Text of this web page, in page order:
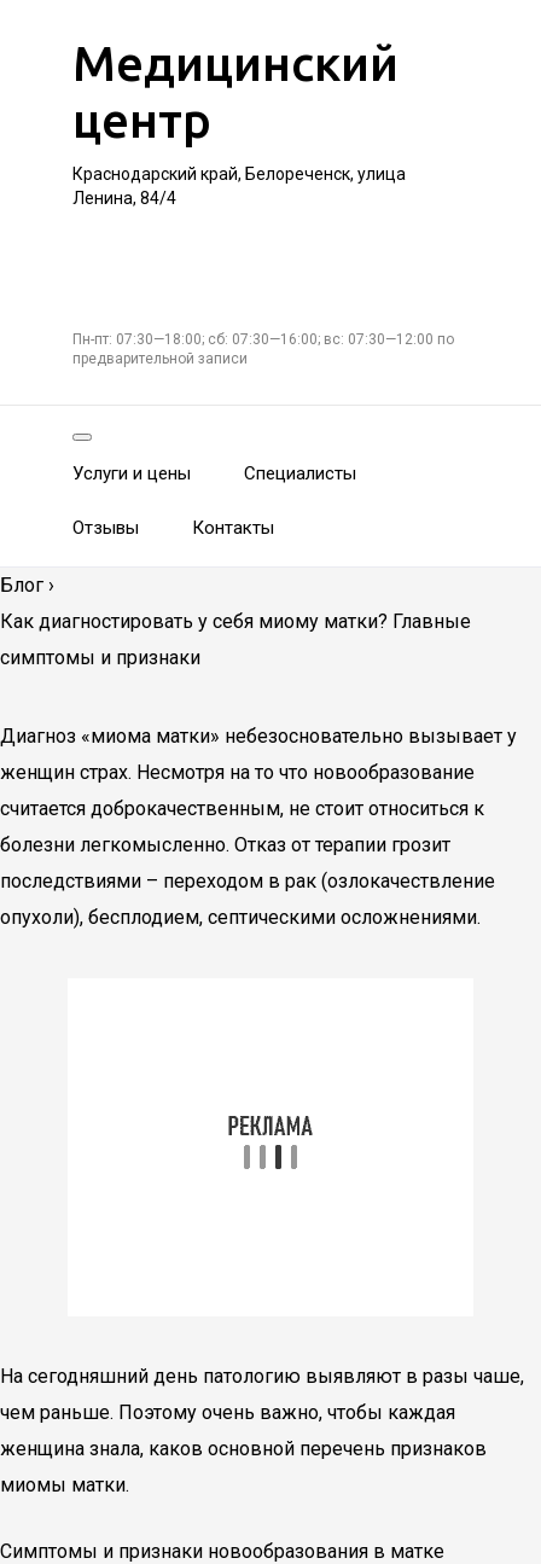
Медицинский
центр
Краснодарский край, Белореченск, улица
Ленина, 84/4
Пн-пт: 07:30—18:00; сб: 07:30—16:00; вс: 07:30—12:00 по
предварительной записи
Услуги и цены Специалисты
Отзывы Контакты
Блог ›
Как диагностировать у себя миому матки? Главные
симптомы и признаки
Диагноз «миома матки» небезосновательно вызывает у
женщин страх. Несмотря на то что новообразование
считается доброкачественным, не стоит относиться к
болезни легкомысленно. Отказ от терапии грозит
последствиями – переходом в рак (озлокачествление
опухоли), бесплодием, септическими осложнениями.
На сегодняшний день патологию выявляют в разы чаше,
чем раньше. Поэтому очень важно, чтобы каждая
женщина знала, каков основной перечень признаков
миомы матки.
Симптомы и признаки новообразования в матке